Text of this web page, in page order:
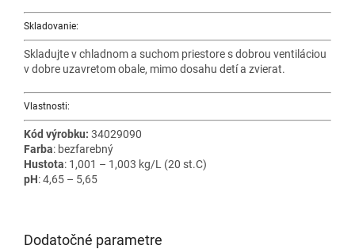
Skladovanie:
Skladujte v chladnom a suchom priestore s dobrou ventiláciou
v dobre uzavretom obale, mimo dosahu detí a zvierat.
Vlastnosti:
Kód výrobku: 34029090
Farba: bezfarebný
Hustota: 1,001 – 1,003 kg/L (20 st.C)
pH: 4,65 – 5,65
Dodatočné parametre